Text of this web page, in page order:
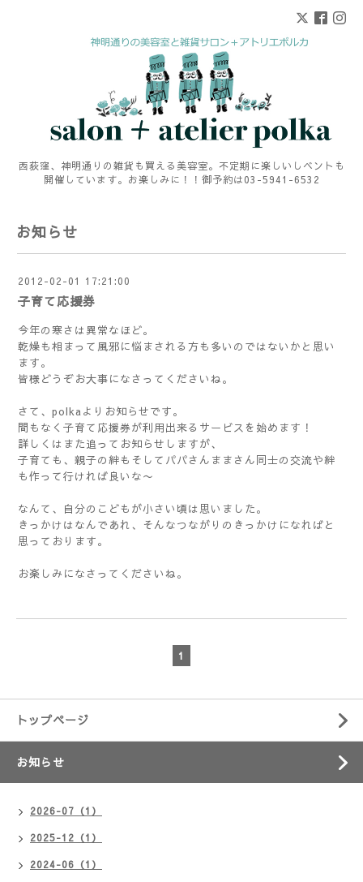
西荻窪、神明通りの雑貨も買える美容室。不定期に楽しいしベントも
開催しています。お楽しみに！！御予約は03-5941-6532
お知らせ
2012-02-01 17:21:00
子育て応援券
今年の寒さは異常なほど。
乾燥も相まって風邪に悩まされる方も多いのではないかと思い
ます。
皆様どうぞお大事になさってくださいね。
さて、polkaよりお知らせです。
間もなく子育て応援券が利用出来るサービスを始めます！
詳しくはまた追ってお知らせしますが、
子育ても、親子の絆もそしてパパさんままさん同士の交流や絆
も作って行ければ良いな〜
なんて、自分のこどもが小さい頃は思いました。
きっかけはなんであれ、そんなつながりのきっかけになればと
思っております。
お楽しみになさってくださいね。
1
トップページ
お知らせ
2026-07（1）
2025-12（1）
2024-06（1）